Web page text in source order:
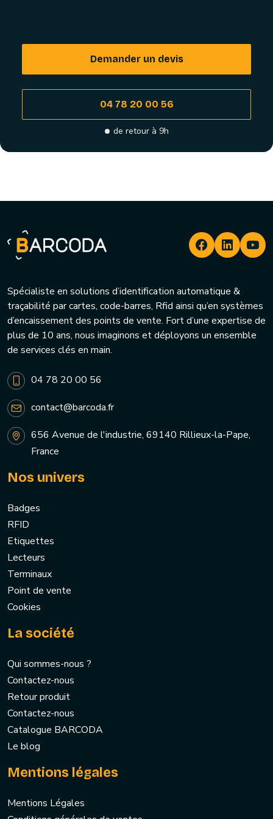
Demander un devis
04 78 20 00 56
de retour à 9h
Spécialiste en solutions d’identification automatique &
traçabilité par cartes, code-barres, Rfid ainsi qu’en systèmes
d’encaissement des points de vente. Fort d’une expertise de
plus de 10 ans, nous imaginons et déployons un ensemble
de services clés en main.
04 78 20 00 56
contact@barcoda.fr
656 Avenue de l'industrie, 69140 Rillieux-la-Pape,
France
Nos univers
Badges
RFID
Etiquettes
Lecteurs
Terminaux
Point de vente
Cookies
La société
Qui sommes-nous ?
Contactez-nous
Retour produit
Contactez-nous
Catalogue BARCODA
Le blog
Mentions légales
Mentions Légales